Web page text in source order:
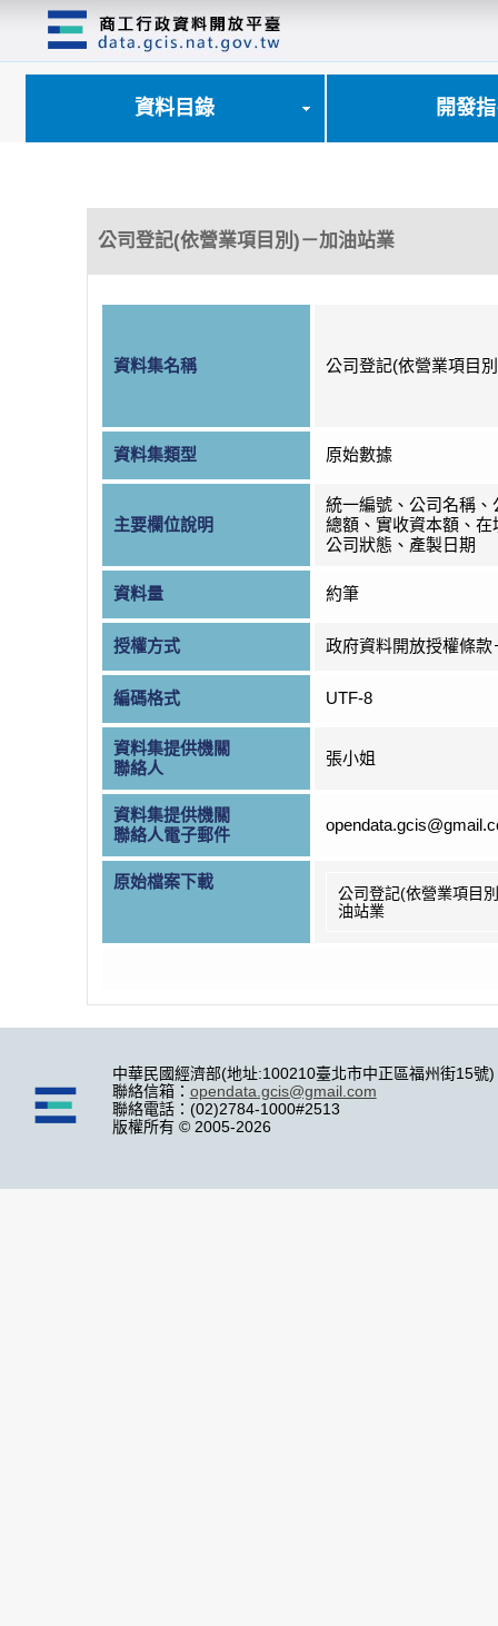
資料目錄 開發
公司登記(依營業項目別)－加油站業
資料集名稱 公司登記(依營業項目
資料集類型 原始數據
主要欄位說明
統一編號、公司名稱、
總額、實收資本額、在
公司狀態、產製日期
資料量 約筆
授權方式 政府資料開放授權條款
編碼格式 UTF-8
資料集提供機關
聯絡人
張小姐
資料集提供機關
聯絡人電子郵件
原始檔案下載
公司登記(依營業項目
油站業
中華民國經濟部(地址:100210臺北市中正區福州街15號)
聯絡信箱： opendata.gcis@gmail.com
聯絡電話：(02)2784-1000#2513
版權所有 © 2005-2026